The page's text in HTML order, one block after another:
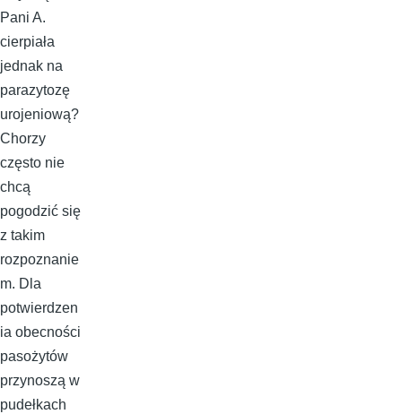
Pani A.
cierpiała
jednak na
parazytozę
urojeniową?
Chorzy
często nie
chcą
pogodzić się
z takim
rozpoznanie
m. Dla
potwierdzen
ia obecności
pasożytów
przynoszą w
pudełkach